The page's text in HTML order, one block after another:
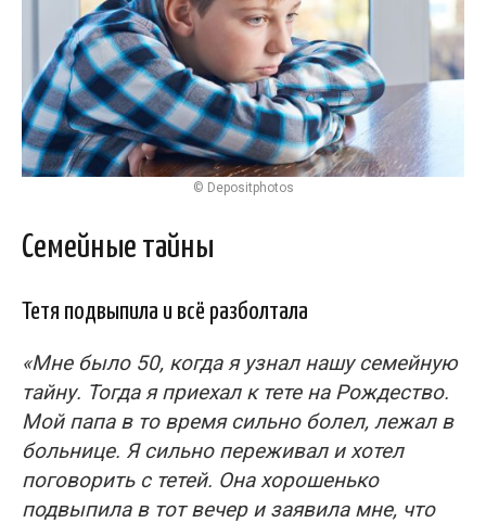
© Depositphotos
Семейные тайны
Тетя подвыпила и всё разболтала
«Мне было 50, когда я узнал нашу семейную
тайну. Тогда я приехал к тете на Рождество.
Мой папа в то время сильно болел, лежал в
больнице. Я сильно переживал и хотел
поговорить с тетей. Она хорошенько
подвыпила в тот вечер и заявила мне, что